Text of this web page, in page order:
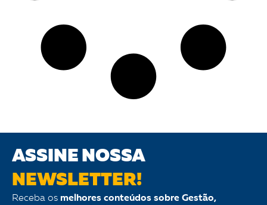
ASSINE NOSSA
NEWSLETTER!
Receba os melhores conteúdos sobre Gestão,